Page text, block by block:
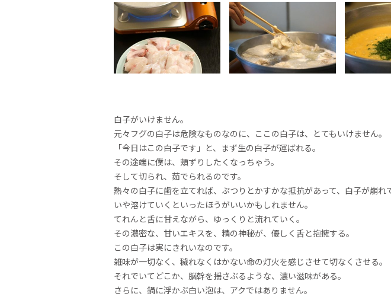
白子がいけません。
元々フグの白子は危険なものなのに、ここの白子は、とてもいけません。
「今日はこの白子です」と、まず生の白子が運ばれる。
その途端に僕は、頬ずりしたくなっちゃう。
そして切られ、茹でられるのです。
熱々の白子に歯を立てれば、ぷつりとかすかな抵抗があって、白子が崩れ
いや溶けていくといったほうがいいかもしれません。
てれんと舌に甘えながら、ゆっくりと流れていく。
その濃密な、甘いエキスを、精の神秘が、優しく舌と抱擁する。
この白子は実にきれいなのです。
雑味が一切なく、穢れなくはかない命の灯火を感じさせて切なくさせる。
それでいてどこか、脳幹を揺さぶるような、濃い滋味がある。
さらに、鍋に浮かぶ白い泡は、アクではありません。